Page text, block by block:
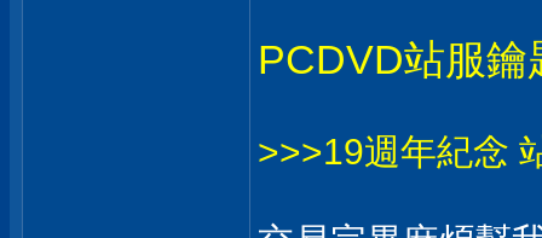
PCDVD站服
>>>19週年紀念